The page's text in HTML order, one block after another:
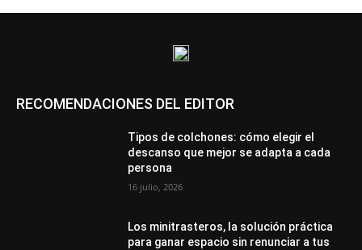
RECOMENDACIONES DEL EDITOR
Tipos de colchones: cómo elegir el
descanso que mejor se adapta a cada
persona
16 julio, 2026
Los minitrasteros, la solución práctica
para ganar espacio sin renunciar a tus